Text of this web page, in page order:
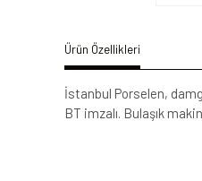
Ürün Özellikleri
İstanbul Porselen,
BT imzalı. Bulaşık